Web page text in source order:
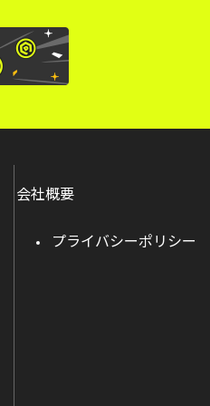
会社概要
プライバシーポリシー